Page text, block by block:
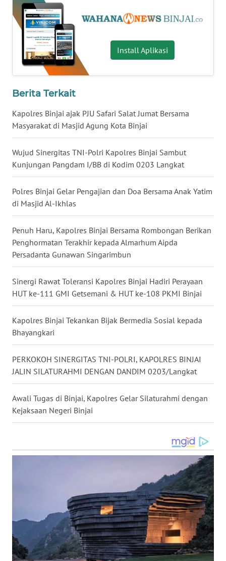
Install Aplikasi
Berita Terkait
Kapolres Binjai ajak PJU Safari Salat Jumat Bersama
Masyarakat di Masjid Agung Kota Binjai
Wujud Sinergitas TNI-Polri Kapolres Binjai Sambut
Kunjungan Pangdam I/BB di Kodim 0203 Langkat
Polres Binjai Gelar Pengajian dan Doa Bersama Anak Yatim
di Masjid Al-Ikhlas
Penuh Haru, Kapolres Binjai Bersama Rombongan Berikan
Penghormatan Terakhir kepada Almarhum Aipda
Persadanta Gunawan Singarimbun
Sinergi Rawat Toleransi Kapolres Binjai Hadiri Perayaan
HUT ke-111 GMI Getsemani & HUT ke-108 PKMI Binjai
Kapolres Binjai Tekankan Bijak Bermedia Sosial kepada
Bhayangkari
PERKOKOH SINERGITAS TNI-POLRI, KAPOLRES BINJAI
JALIN SILATURAHMI DENGAN DANDIM 0203/Langkat
Awali Tugas di Binjai, Kapolres Gelar Silaturahmi dengan
Kejaksaan Negeri Binjai
WN
KALSEL
WN
KALTIM
SULSEL
WN
WN
SULUT
MALUKU
WN
MALUT
DAIRI
DANAU
TOBA
WN
NIAS
WN
LANGKAT
SELATAN
KARO